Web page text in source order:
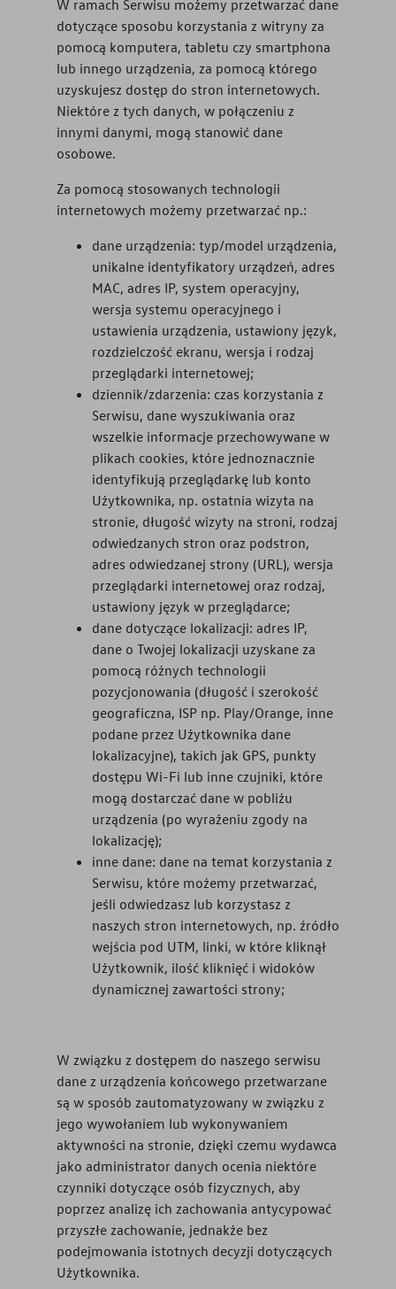
W ramach Serwisu możemy przetwarzać dane
dotyczące sposobu korzystania z witryny za
pomocą komputera, tabletu czy smartphona
lub innego urządzenia, za pomocą którego
uzyskujesz dostęp do stron internetowych.
Niektóre z tych danych, w połączeniu z
innymi danymi, mogą stanowić dane
osobowe.
Za pomocą stosowanych technologii
internetowych możemy przetwarzać np.:
dane urządzenia: typ/model urządzenia,
unikalne identyfikatory urządzeń, adres
MAC, adres IP, system operacyjny,
wersja systemu operacyjnego i
ustawienia urządzenia, ustawiony język,
rozdzielczość ekranu, wersja i rodzaj
przeglądarki internetowej;
dziennik/zdarzenia: czas korzystania z
Serwisu, dane wyszukiwania oraz
wszelkie informacje przechowywane w
plikach cookies, które jednoznacznie
identyfikują przeglądarkę lub konto
Użytkownika, np. ostatnia wizyta na
stronie, długość wizyty na stroni, rodzaj
odwiedzanych stron oraz podstron,
adres odwiedzanej strony (URL), wersja
przeglądarki internetowej oraz rodzaj,
ustawiony język w przeglądarce;
dane dotyczące lokalizacji: adres IP,
dane o Twojej lokalizacji uzyskane za
pomocą różnych technologii
pozycjonowania (długość i szerokość
geograficzna, ISP np. Play/Orange, inne
podane przez Użytkownika dane
lokalizacyjne), takich jak GPS, punkty
dostępu Wi-Fi lub inne czujniki, które
mogą dostarczać dane w pobliżu
urządzenia (po wyrażeniu zgody na
lokalizację);
inne dane: dane na temat korzystania z
Serwisu, które możemy przetwarzać,
jeśli odwiedzasz lub korzystasz z
naszych stron internetowych, np. źródło
wejścia pod UTM, linki, w które kliknął
Użytkownik, ilość kliknięć i widoków
dynamicznej zawartości strony;
W związku z dostępem do naszego serwisu
dane z urządzenia końcowego przetwarzane
są w sposób zautomatyzowany w związku z
jego wywołaniem lub wykonywaniem
aktywności na stronie, dzięki czemu wydawca
jako administrator danych ocenia niektóre
czynniki dotyczące osób fizycznych, aby
poprzez analizę ich zachowania antycypować
przyszłe zachowanie, jednakże bez
podejmowania istotnych decyzji dotyczących
Użytkownika.